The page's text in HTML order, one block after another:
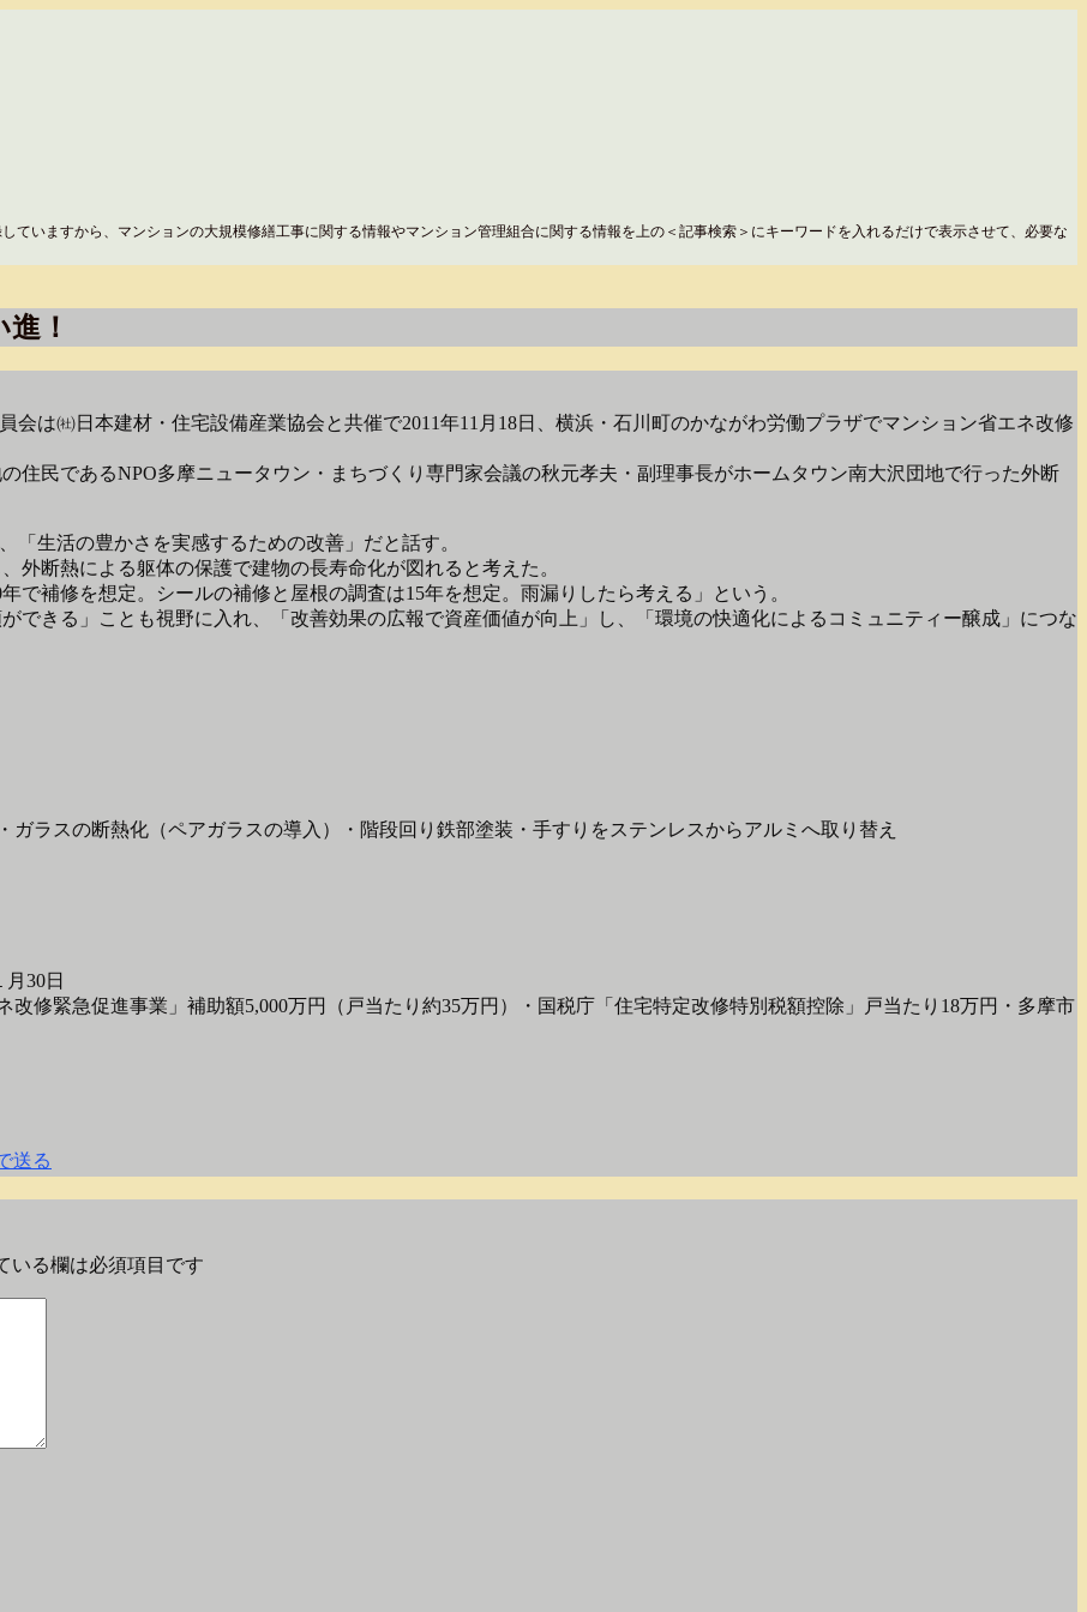
ていますから、マンションの大規模修繕工事に関する情報やマンション管理組合に関する情報を上の＜記事検索＞にキーワードを入れるだけで表示させて、必要な
！
会は㈳日本建材・住宅設備産業協会と共催で2011年11月18日、横浜・石川町のかながわ労働プラザでマンション省エネ改修
住民であるNPO多摩ニュータウン・まちづくり専門家会議の秋元孝夫・副理事長がホームタウン南大沢団地で行った外断
生活の豊かさを実感するための改善」だと話す。
外断熱による躯体の保護で建物の長寿命化が図れると考えた。
で補修を想定。シールの補修と屋根の調査は15年を想定。雨漏りしたら考える」という。
できる」ことも視野に入れ、「改善効果の広報で資産価値が向上」し、「環境の快適化によるコミュニティー醸成」につな
ラスの断熱化（ペアガラスの導入）・階段回り鉄部塗装・手すりをステンレスからアルミへ取り替え
30日
修緊急促進事業」補助額5,000万円（戸当たり約35万円）・国税庁「住宅特定改修特別税額控除」戸当たり18万円・多摩市
いる欄は必須項目です